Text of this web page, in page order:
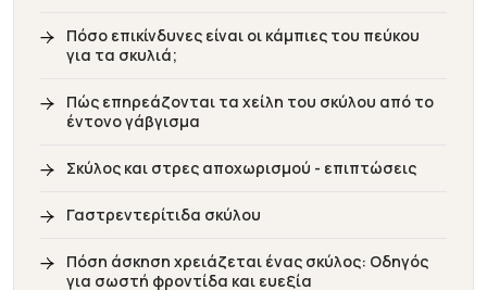
Πόσο επικίνδυνες είναι οι κάμπιες του πεύκου
για τα σκυλιά;
Πώς επηρεάζονται τα χείλη του σκύλου από το
έντονο γάβγισμα
Σκύλος και στρες αποχωρισμού - επιπτώσεις
Γαστρεντερίτιδα σκύλου
Πόση άσκηση χρειάζεται ένας σκύλος: Οδηγός
για σωστή φροντίδα και ευεξία